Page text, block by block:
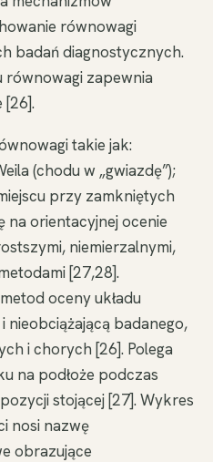
równowagi
badań diagnostycznych.
równowagi zapewnia
[26].
takie jak:
(chodu w „gwiazdę”);
przy zamkniętych
na orientacyjnej ocenie
niemierzalnymi,
[27,28].
oceny układu
nieobciążającą badanego,
i chorych [26]. Polega
na podłoże podczas
stojącej [27]. Wykres
nosi nazwę
obrazujące